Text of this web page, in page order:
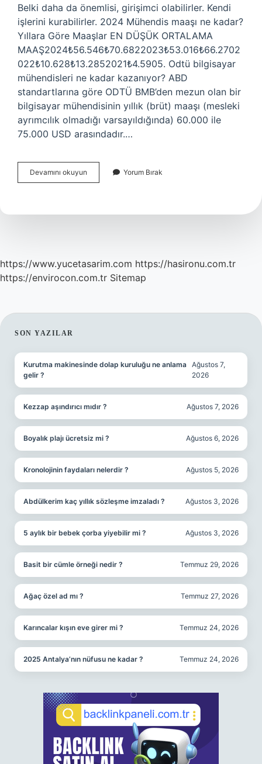
Belki daha da önemlisi, girişimci olabilirler. Kendi
işlerini kurabilirler. 2024 Mühendis maaşı ne kadar?
Yıllara Göre Maaşlar EN DÜŞÜK ORTALAMA
MAAŞ2024₺56.546₺70.6822023₺53.016₺66.2702
022₺10.628₺13.2852021₺4.5905. Odtü bilgisayar
mühendisleri ne kadar kazanıyor? ABD
standartlarına göre ODTÜ BMB’den mezun olan bir
bilgisayar mühendisinin yıllık (brüt) maaşı (mesleki
ayrımcılık olmadığı varsayıldığında) 60.000 ile
75.000 USD arasındadır.…
Devamını okuyun Bilgisayar
Mühendisliği
Mı
Yorum Bırak
https://www.yucetasarim.com https://hasironu.com.tr
https://envirocon.com.tr Sitemap
SIDEBAR
SON YAZILAR
Kurutma makinesinde dolap kuruluğu ne anlama
gelir ?
Ağustos 7,
2026
Kezzap aşındırıcı mıdır ? Ağustos 7, 2026
Boyalık plajı ücretsiz mi ? Ağustos 6, 2026
Kronolojinin faydaları nelerdir ? Ağustos 5, 2026
Abdülkerim kaç yıllık sözleşme imzaladı ? Ağustos 3, 2026
5 aylık bir bebek çorba yiyebilir mi ? Ağustos 3, 2026
Basit bir cümle örneği nedir ? Temmuz 29, 2026
Ağaç özel ad mı ? Temmuz 27, 2026
Karıncalar kışın eve girer mi ? Temmuz 24, 2026
2025 Antalya’nın nüfusu ne kadar ? Temmuz 24, 2026